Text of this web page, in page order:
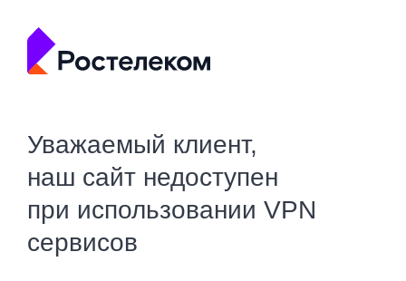
Уважаемый клиент,
наш сайт недоступен
при использовании VPN
сервисов